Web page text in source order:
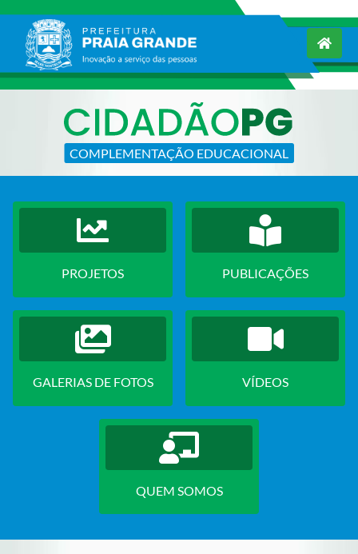
COMPLEMENTAÇÃO EDUCACIONAL
PROJETOS PUBLICAÇÕES
GALERIAS DE FOTOS VÍDEOS
QUEM SOMOS